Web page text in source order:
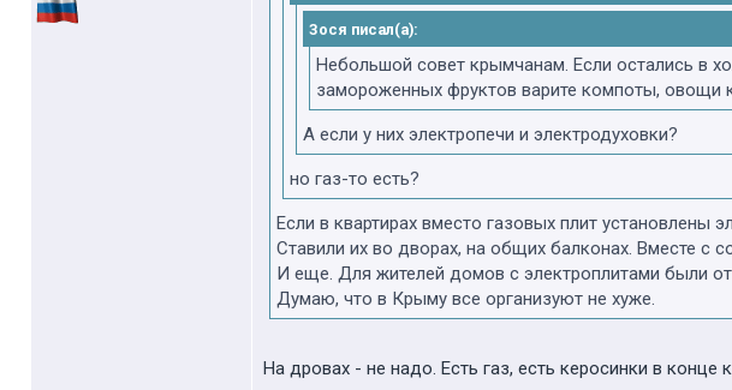
Зося писал(а):
Небольшой совет крымчанам. Если остались в
замороженных фруктов варите компоты, овощи
А если у них электропечи и электродуховки?
но газ-то есть?
Если в квартирах вместо газовых плит установлены
Ставили их во дворах, на общих балконах. Вместе с
И еще. Для жителей домов с электроплитами были
Думаю, что в Крыму все организуют не хуже.
На дровах - не надо. Есть газ, есть керосинки в конце